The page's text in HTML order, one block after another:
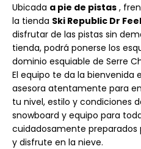
Ubicada a pie de pistas ,
la tienda Ski Republic Dr
disfrutar de las pistas sin
tienda, podrá ponerse los
dominio esquiable de Serre
El equipo te da la
asesora atentamente para
tu nivel, estilo y condiciones
snowboard y equipo para
cuidadosamente
y disfrute en la nieve.